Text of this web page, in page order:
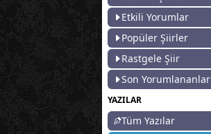
Etkili Yorumlar
Popüler Şiirler
Rastgele Şiir
Son Yorumlananlar
YAZILAR
Tüm Yazılar